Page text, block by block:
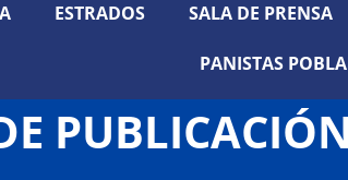
ESTRADOS SALA DE PRENSA
PANISTAS